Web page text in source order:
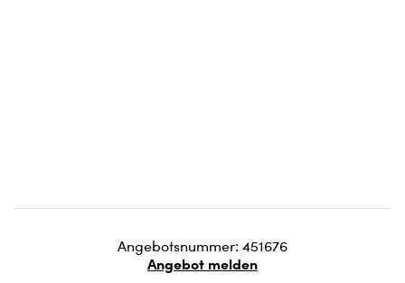
Angebotsnummer: 451676
Angebot melden